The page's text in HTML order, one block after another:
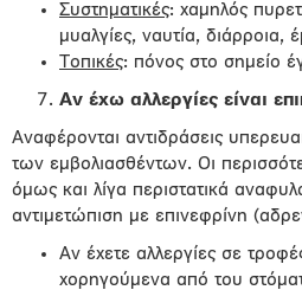
Συστηματικές: χαμηλός
μυαλγίες, ναυτία, διάρροια,
Τοπικές: πόνος στο σημείο
Αν έχω αλλεργίες είναι
Αναφέρονται αντιδράσεις
των εμβολιασθέντων. Οι
όμως και λίγα περιστατικά
αντιμετώπιση με επινεφρίνη
Αν έχετε αλλεργίες σε
χορηγούμενα από του